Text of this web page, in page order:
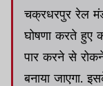
चक्रधरपुर रेल
घोषणा करते हुए
पार करने से
बनाया जाएगा.